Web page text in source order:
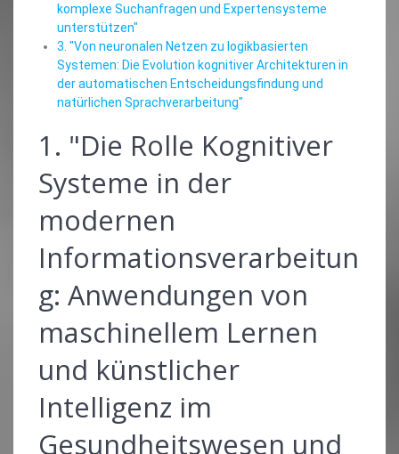
komplexe Suchanfragen und Expertensysteme
unterstützen"
3. "Von neuronalen Netzen zu logikbasierten
Systemen: Die Evolution kognitiver Architekturen in
der automatischen Entscheidungsfindung und
natürlichen Sprachverarbeitung"
1. "Die Rolle Kognitiver
Systeme in der
modernen
Informationsverarbeitun
g: Anwendungen von
maschinellem Lernen
und künstlicher
Intelligenz im
Gesundheitswesen und